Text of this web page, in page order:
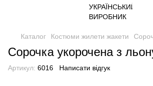
Каталог Костюми жилети жакети
Сорочка укорочена з
Артикул: 6016 Написати відгук